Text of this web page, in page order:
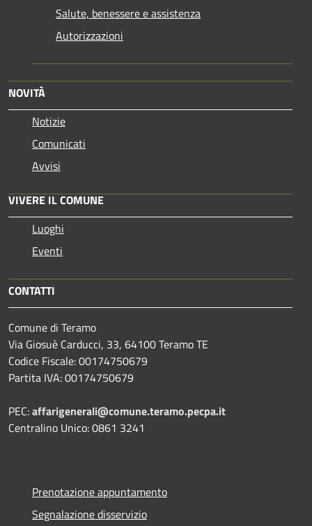
Salute, benessere e assistenza
Autorizzazioni
NOVITÀ
Notizie
Comunicati
Avvisi
VIVERE IL COMUNE
Luoghi
Eventi
CONTATTI
Comune di Teramo
Via Giosuè Carducci, 33, 64100 Teramo TE
Codice Fiscale: 00174750679
Partita IVA: 00174750679
PEC:affarigenerali@comune.teramo.pecpa.it
Centralino Unico: 0861 3241
Prenotazione appuntamento
Segnalazione disservizio